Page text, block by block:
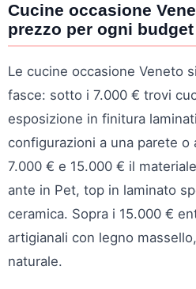
Cucine occasione
prezzo per ogni budget
Le cucine occasione Veneto
fasce: sotto i 7.000 € trovi
esposizione in finitura
configurazioni a una parete o
7.000 € e 15.000 € il
ante in Pet, top in laminato
ceramica. Sopra i 15.000 €
artigianali con legno
naturale.